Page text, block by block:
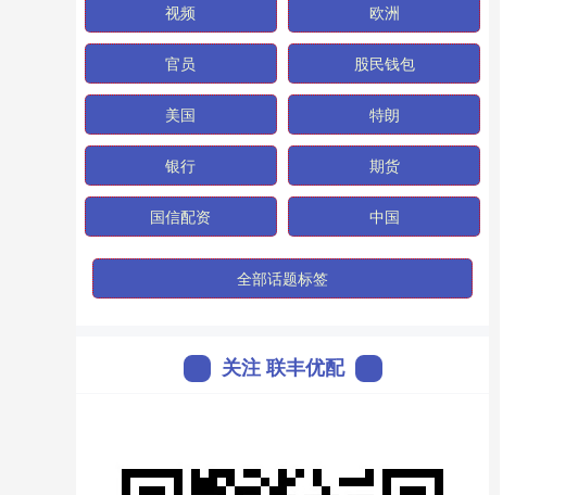
视频 欧洲
官员 股民钱包
美国 特朗
银行 期货
国信配资 中国
全部话题标签
关注 联丰优配